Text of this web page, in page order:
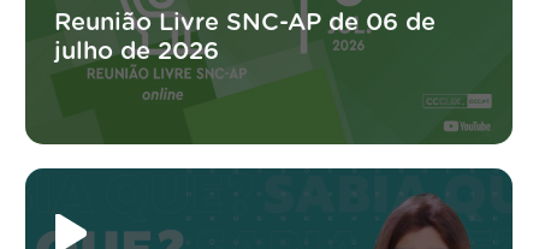
Reunião Livre SNC-AP de 06 de
julho de 2026